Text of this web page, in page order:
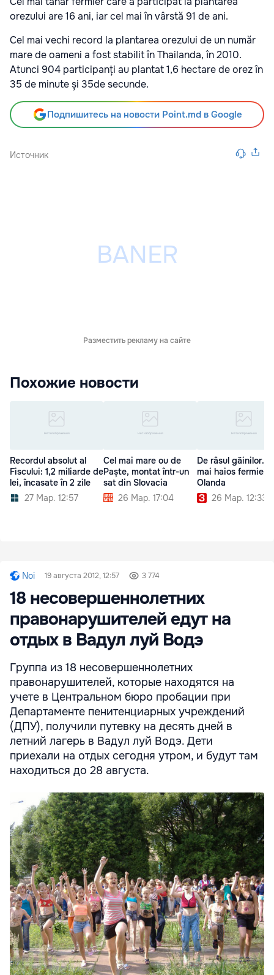
orezului are 16 ani, iar cel mai în vârstă 91 de ani.
Cel mai vechi record la plantarea orezului de un număr
mare de oameni a fost stabilit în Thailanda, în 2010.
Atunci 904 participanți au plantat 1,6 hectare de orez în
35 de minute și 35de secunde.
Подпишитесь на новости Point.md в Google
Источник
Разместить рекламу на сайте
Похожие новости
Recordul absolut al
Fiscului: 1,2 miliarde de
lei, încasate în 2 zile
27 Мар. 12:57
Cel mai mare ou de
Paște, montat într-un
sat din Slovacia
26 Мар. 17:04
De râsul găinilor.
mai haios fermier
Olanda
26 Мар. 12:33
Noi 19 августа 2012, 12:57 3 774
18 несовершеннолетних
правонарушителей едут на
отдых в Вадул луй Водэ
Группа из 18 несовершеннолетних
правонарушителей, которые находятся на
учете в Центральном бюро пробации при
Департаменте пенитенциарных учреждений
(ДПУ), получили путевку на десять дней в
летний лагерь в Вадул луй Водэ. Дети
приехали на отдых сегодня утром, и будут там
находиться до 28 августа.